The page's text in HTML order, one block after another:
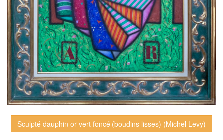
Sculpté dauphin or vert foncé (boudins lisses) (Michel Levy)